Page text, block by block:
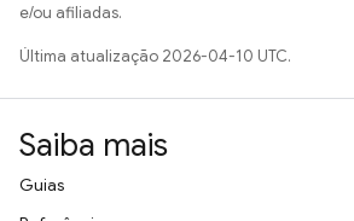
e/ou afiliadas.
Última atualização 2026-04-10 UTC.
Saiba mais
Guias